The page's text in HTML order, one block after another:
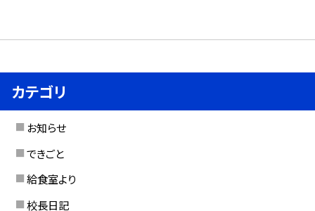
カテゴリ
お知らせ
できごと
給食室より
校長日記